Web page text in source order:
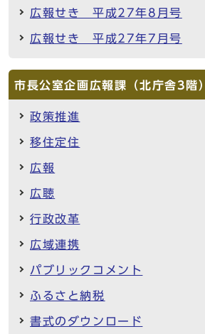
広報せき 平成27年8月号
広報せき 平成27年7月号
市長公室企画広報課（北庁舎3階）
政策推進
移住定住
広報
広聴
行政改革
広域連携
パブリックコメント
ふるさと納税
書式のダウンロード